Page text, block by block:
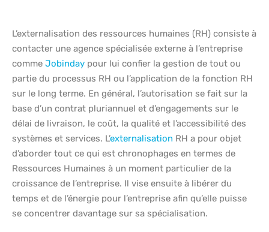
L’externalisation des ressources humaines (RH) consiste à
contacter une agence spécialisée externe à l’entreprise
comme Jobinday pour lui confier la gestion de tout ou
partie du processus RH ou l’application de la fonction RH
sur le long terme. En général, l’autorisation se fait sur la
base d’un contrat pluriannuel et d’engagements sur le
délai de livraison, le coût, la qualité et l’accessibilité des
systèmes et services. L’externalisation RH a pour objet
d’aborder tout ce qui est chronophages en termes de
Ressources Humaines à un moment particulier de la
croissance de l’entreprise. Il vise ensuite à libérer du
temps et de l’énergie pour l’entreprise afin qu’elle puisse
se concentrer davantage sur sa spécialisation.